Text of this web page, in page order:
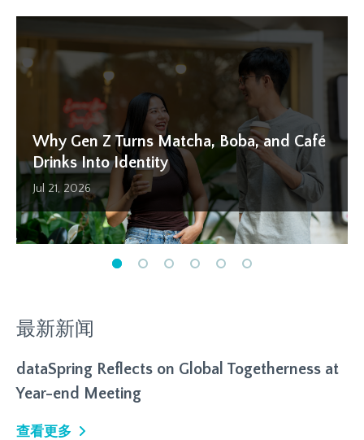
Why Gen Z Turns Matcha, Boba, and Café
Drinks Into Identity
Jul 21, 2026
What the World Cup 2026 Reveals About
Modern Consumer Behavior in Asia
Jul 03, 2026
How Working Dads Are Reshaping
Household Consumption in Asia (2026)
Jun 05, 2026
Why International Survey Data Collection
Gets Delayed
Jul 21, 2026
How Asian Online Research Panels Affect
Data Quality
Jul 07, 2026
Benefits of Using B2B Panel Research to
Understand Business Audiences
Jul 10, 2024
最新新闻
dataSpring Reflects on Global Togetherness at
Year-end Meeting
查看更多